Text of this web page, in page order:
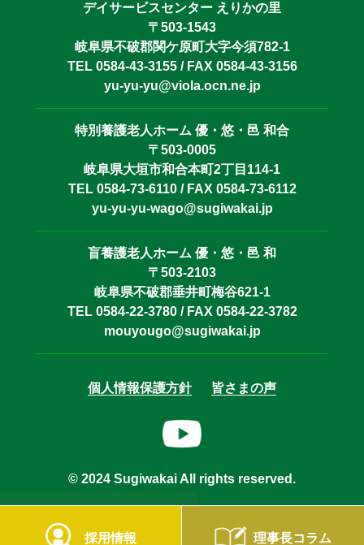
採用情報 理事長コラム
デイサービスセンター えりかの里
〒503-1543
岐阜県不破郡関ケ原町大字今須782-1
TEL 0584-43-3155 / FAX 0584-43-3156
yu-yu-yu@viola.ocn.ne.jp
特別養護老人ホーム 優・悠・邑 和合
〒503-0005
岐阜県大垣市和合本町2丁目114-1
TEL 0584-73-6110 / FAX 0584-73-6112
yu-yu-yu-wago@sugiwakai.jp
盲養護老人ホーム 優・悠・邑 和
〒503-2103
岐阜県不破郡垂井町梅谷621-1
TEL 0584-22-3780 / FAX 0584-22-3782
mouyougo@sugiwakai.jp
個人情報保護方針 皆さまの声
© 2024 Sugiwakai All rights reserved.